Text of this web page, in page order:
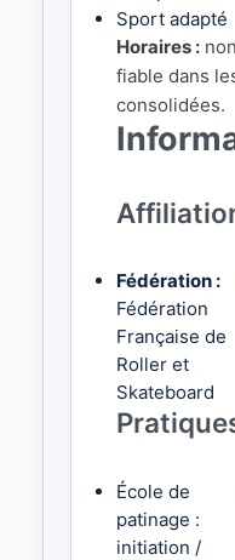
Sport adapté
Horaires :
fiable dans
consolidées.
Fédération :
Fédération
Française de
Roller et
Skateboard
École de
patinage :
initiation /